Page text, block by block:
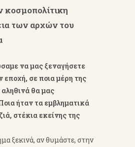
κοσμοπολίτικη
των αρχών του
να μας ξεναγήσετε
εποχή, σε ποια μέρη της
θα μας
ήταν τα εμβληματικά
στέκια εκείνης της
ξεκινά, αν θυμάστε, στην